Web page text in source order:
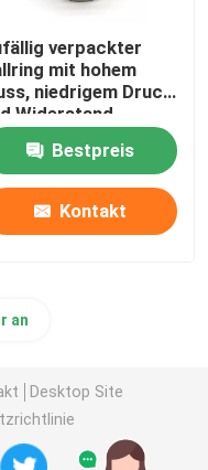
verpackter
mit hohem
niedrigem Druck
Widerstand
Bestpreis
Kontakt
an
Desktop Site